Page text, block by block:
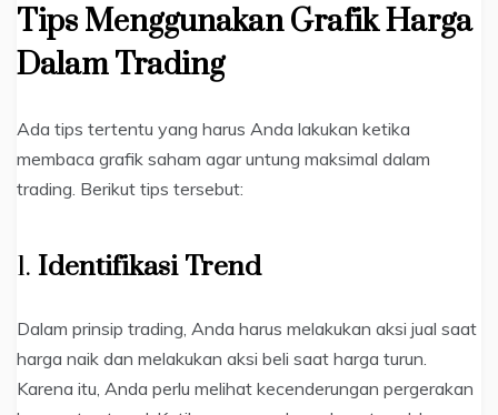
Tips Menggunakan Grafik Harga
Dalam Trading
Ada tips tertentu yang harus Anda lakukan ketika
membaca grafik saham agar untung maksimal dalam
trading. Berikut tips tersebut:
1. Identifikasi Trend
Dalam prinsip trading, Anda harus melakukan aksi jual saat
harga naik dan melakukan aksi beli saat harga turun.
Karena itu, Anda perlu melihat kecenderungan pergerakan